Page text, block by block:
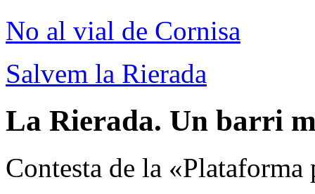
No al vial de Cornisa
Salvem la Rierada
La Rierada. Un barri
Contesta de la